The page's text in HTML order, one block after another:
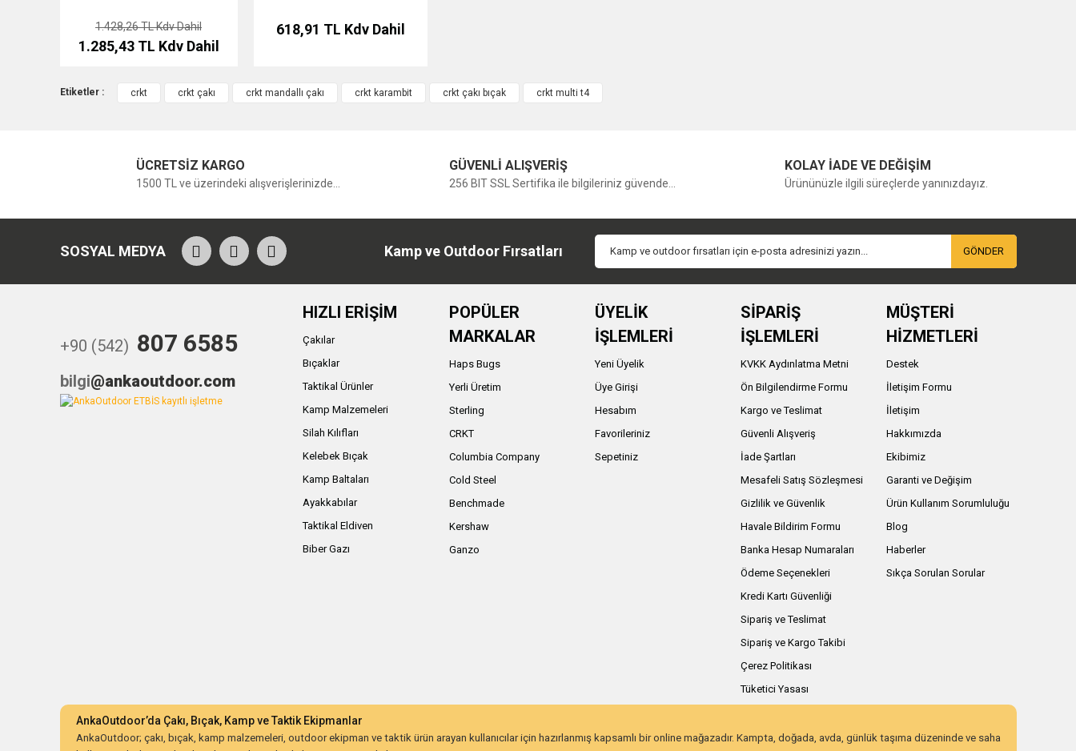
1.428,26 TLKdv Dahil
1.285,43 TL Kdv Dahil
618,91 TL Kdv Dahil
Etiketler : crkt crkt çakı crkt mandallı çakı crkt karambit crkt çakı bıçak crkt multi t4
ÜCRETSİZ KARGO
1500 TL ve üzerindeki alışverişlerinizde...
GÜVENLİ ALIŞVERİŞ
256 BIT SSL Sertifika ile bilgileriniz güvende...
KOLAY İADE VE DEĞİŞİM
Ürününüzle ilgili süreçlerde yanınızdayız.
SOSYAL MEDYA Kamp ve Outdoor Fırsatları GÖNDER
+90 (542) 807 6585
bilgi@ankaoutdoor.com
HIZLI ERİŞİM
Çakılar
Bıçaklar
Taktikal Ürünler
Kamp Malzemeleri
Silah Kılıfları
Kelebek Bıçak
Kamp Baltaları
Ayakkabılar
Taktikal Eldiven
Biber Gazı
POPÜLER
MARKALAR
Haps Bugs
Yerli Üretim
Sterling
CRKT
Columbia Company
Cold Steel
Benchmade
Kershaw
Ganzo
ÜYELİK
İŞLEMLERİ
Yeni Üyelik
Üye Girişi
Hesabım
Favorileriniz
Sepetiniz
SİPARİŞ
İŞLEMLERİ
KVKK Aydınlatma Metni
Ön Bilgilendirme Formu
Kargo ve Teslimat
Güvenli Alışveriş
İade Şartları
Mesafeli Satış Sözleşmesi
Gizlilik ve Güvenlik
Havale Bildirim Formu
Banka Hesap Numaraları
Ödeme Seçenekleri
Kredi Kartı Güvenliği
Sipariş ve Teslimat
Sipariş ve Kargo Takibi
Çerez Politikası
Tüketici Yasası
MÜŞTERİ
HİZMETLERİ
Destek
İletişim Formu
İletişim
Hakkımızda
Ekibimiz
Garanti ve Değişim
Ürün Kullanım Sorumluluğu
Blog
Haberler
Sıkça Sorulan Sorular
AnkaOutdoor’da Çakı, Bıçak, Kamp ve Taktik Ekipmanlar
AnkaOutdoor; çakı, bıçak, kamp malzemeleri, outdoor ekipman ve taktik ürün arayan kullanıcılar için hazırlanmış kapsamlı bir online mağazadır. Kampta, doğada, avda, günlük taşıma düzeninde ve saha